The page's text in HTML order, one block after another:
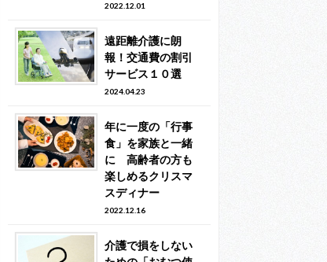
2022.12.01
遠距離介護に朗
報！交通費の割引
サービス１０選
2024.04.23
年に一度の「行事
食」を家族と一緒
に 高齢者の方も
楽しめるクリスマ
スディナー
2022.12.16
介護で損をしない